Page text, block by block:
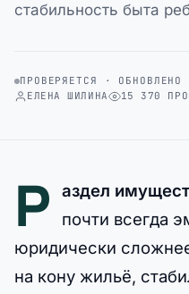
стабильность быта
ПРОВЕРЯЕТСЯ ·
ЕЛЕНА ШИЛИНА
15 370
Р
аздел
почти всегда
юридически
на кону жильё,